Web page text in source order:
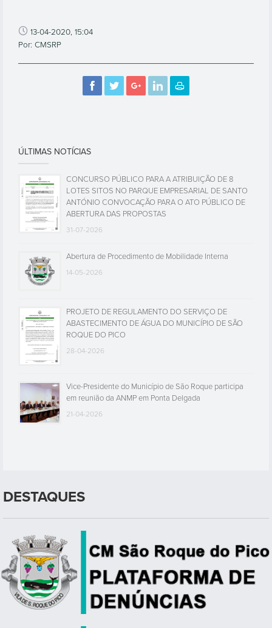
13-04-2020, 15:04
Por: CMSRP
ÚLTIMAS NOTÍCIAS
CONCURSO PÚBLICO PARA A ATRIBUIÇÃO DE 8
LOTES SITOS NO PARQUE EMPRESARIAL DE SANTO
ANTÓNIO CONVOCAÇÃO PARA O ATO PÚBLICO DE
ABERTURA DAS PROPOSTAS
31-07-2026
Abertura de Procedimento de Mobilidade Interna
14-05-2026
PROJETO DE REGULAMENTO DO SERVIÇO DE
ABASTECIMENTO DE ÁGUA DO MUNICÍPIO DE SÃO
ROQUE DO PICO
28-04-2026
Vice-Presidente do Município de São Roque participa
em reunião da ANMP em Ponta Delgada
21-04-2026
DESTAQUES